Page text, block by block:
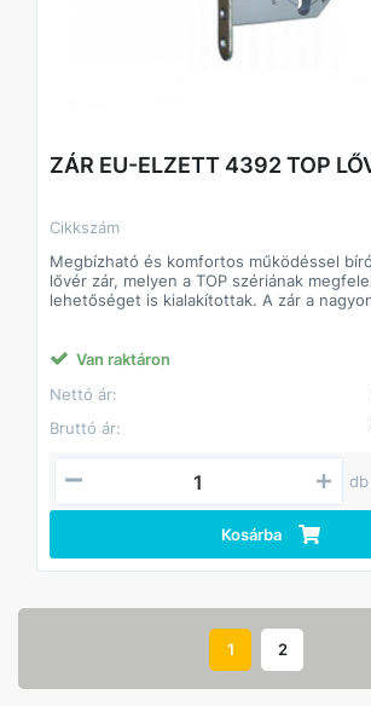
ZÁR EU-ELZETT 4392 TOP
Cikkszám
Megbízható és komfortos működéssel
lővér zár, melyen a TOP szériának
lehetőséget is kialakítottak. A zár a
tokjára kerülő ellendarab tartozéka.
Van raktáron
Nettó ár:
Bruttó ár:
db
Kosárba
1 2